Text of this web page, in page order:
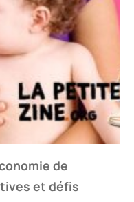
de
et défis